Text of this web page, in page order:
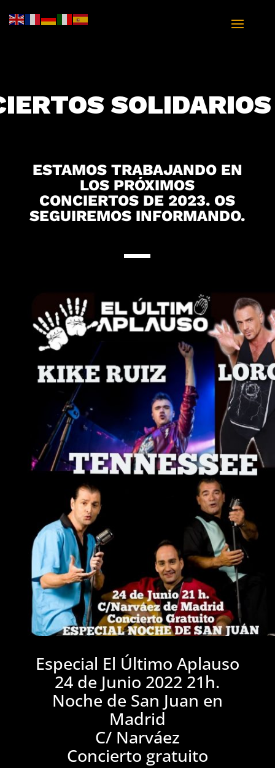
ESTAMOS TRABAJANDO EN
LOS PRÓXIMOS
CONCIERTOS DE 2023. OS
SEGUIREMOS INFORMANDO.
Especial El Último Aplauso
24 de Junio 2022 21h.
Noche de San Juan en
Madrid
C/ Narváez
Concierto gratuito